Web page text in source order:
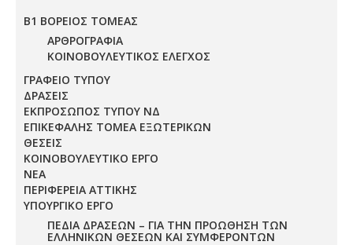
Β1 ΒΟΡΕΙΟΣ ΤΟΜΕΑΣ
ΑΡΘΡΟΓΡΑΦΙΑ
ΚΟΙΝΟΒΟΥΛΕΥΤΙΚΟΣ ΕΛΕΓΧΟΣ
ΓΡΑΦΕΙΟ ΤΥΠΟΥ
ΔΡΑΣΕΙΣ
ΕΚΠΡΟΣΩΠΟΣ ΤΥΠΟΥ ΝΔ
ΕΠΙΚΕΦΑΛΗΣ ΤΟΜΕΑ ΕΞΩΤΕΡΙΚΩΝ
ΘΕΣΕΙΣ
ΚΟΙΝΟΒΟΥΛΕΥΤΙΚΟ ΕΡΓΟ
ΝΕΑ
ΠΕΡΙΦΕΡΕΙΑ ΑΤΤΙΚΗΣ
ΥΠΟΥΡΓΙΚΟ ΕΡΓΟ
ΠΕΔΊΑ ΔΡΆΣΕΩΝ – ΓΙΑ ΤΗΝ ΠΡΟΏΘΗΣΗ ΤΩΝ
ΕΛΛΗΝΙΚΏΝ ΘΈΣΕΩΝ ΚΑΙ ΣΥΜΦΕΡΌΝΤΩΝ